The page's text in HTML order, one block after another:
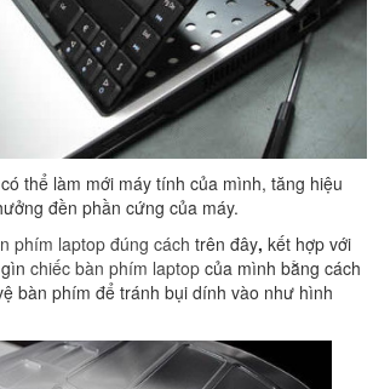
thể làm mới máy tính của mình, tăng hiệu
đền phần cứng của máy.
phím laptop đúng cách trên đây, kết hợp với
chiếc bàn phím laptop của mình bằng cách
bàn phím để tránh bụi dính vào như hình